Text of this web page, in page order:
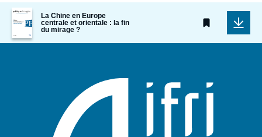
Image
de
couverture
de
La Chine en Europe
centrale et orientale : la fin
du mirage ?